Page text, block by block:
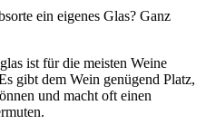
ein eigenes Glas? Ganz
ist für die meisten Weine
gibt dem Wein genügend Platz,
und macht oft einen